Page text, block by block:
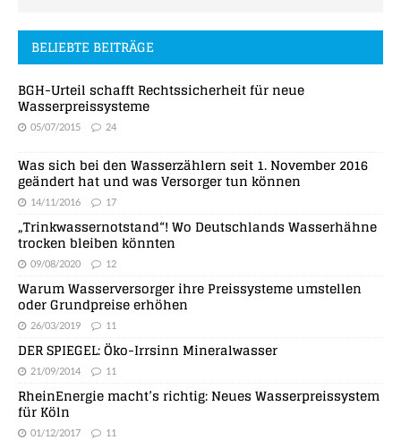
BELIEBTE BEITRÄGE
BGH-Urteil schafft Rechtssicherheit für neue
Wasserpreissysteme
05/07/2015 24
Was sich bei den Wasserzählern seit 1. November 2016
geändert hat und was Versorger tun können
14/11/2016 17
„Trinkwassernotstand“! Wo Deutschlands Wasserhähne
trocken bleiben könnten
09/08/2020 12
Warum Wasserversorger ihre Preissysteme umstellen
oder Grundpreise erhöhen
26/03/2019 11
DER SPIEGEL: Öko-Irrsinn Mineralwasser
21/09/2014 11
RheinEnergie macht’s richtig: Neues Wasserpreissystem
für Köln
01/12/2017 11